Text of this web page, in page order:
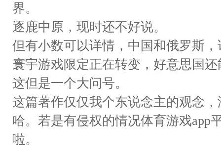
界。
逐鹿中原，现时还不好说。
但有小数可以详情，中国和俄罗斯
寰宇游戏限定正在转变，好意思国
这但是一个大问号。
这篇著作仅仅我个东说念主的观念
哈。若是有侵权的情况体育游戏app
啦。